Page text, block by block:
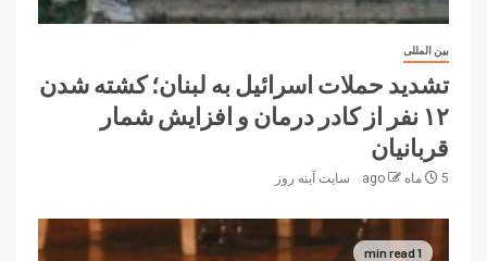
بین المللی
تشدید حملات اسرائیل به لبنان؛ کشته شدن
۱۲ نفر از کادر درمان و افزایش شمار
قربانیان
5 ماه ago سایت آینه‌ روز
1 min read